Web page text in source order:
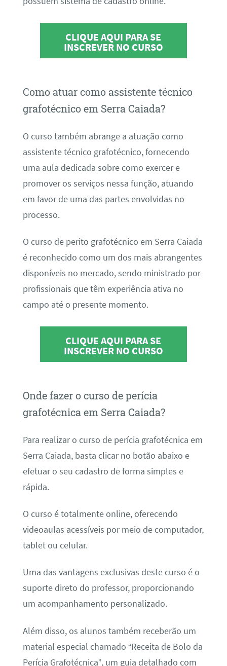
CLIQUE AQUI PARA SE
INSCREVER NO CURSO
Como atuar como assistente técnico
grafotécnico em Serra Caiada?
O curso também abrange a atuação como
assistente técnico grafotécnico, fornecendo
uma aula dedicada sobre como exercer e
promover os serviços nessa função, atuando
em favor de uma das partes envolvidas no
processo.
O curso de perito grafotécnico em Serra Caiada
é reconhecido como um dos mais abrangentes
disponíveis no mercado, sendo ministrado por
profissionais que têm experiência ativa no
campo até o presente momento.
CLIQUE AQUI PARA SE
INSCREVER NO CURSO
Onde fazer o curso de perícia
grafotécnica em Serra Caiada?
Para realizar o curso de perícia grafotécnica em
Serra Caiada, basta clicar no botão abaixo e
efetuar o seu cadastro de forma simples e
rápida.
O curso é totalmente online, oferecendo
videoaulas acessíveis por meio de computador,
tablet ou celular.
Uma das vantagens exclusivas deste curso é o
suporte direto do professor, proporcionando
um acompanhamento personalizado.
Além disso, os alunos também receberão um
material especial chamado “Receita de Bolo da
Perícia Grafotécnica”, um guia detalhado com